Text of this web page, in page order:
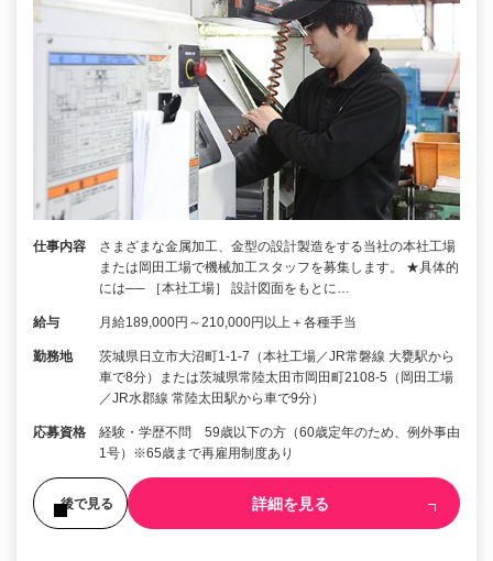
仕事内容
さまざまな金属加工、金型の設計製造をする当社の本社工場
または岡田工場で機械加工スタッフを募集します。 ★具体的
には── ［本社工場］ 設計図面をもとに…
給与 月給189,000円～210,000円以上＋各種手当
勤務地
茨城県日立市大沼町1-1-7（本社工場／JR常磐線 大甕駅から
車で8分）または茨城県常陸太田市岡田町2108-5（岡田工場
／JR水郡線 常陸太田駅から車で9分）
応募資格
経験・学歴不問 59歳以下の方（60歳定年のため、例外事由
1号）※65歳まで再雇用制度あり
後で見る 詳細を見る